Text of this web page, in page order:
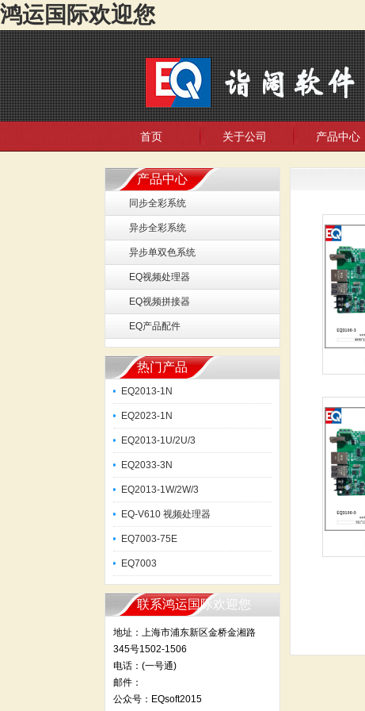
鸿运国际欢迎您
首页 关于公司 产品中心
产品中心
同步全彩系统
异步全彩系统
异步单双色系统
EQ视频处理器
EQ视频拼接器
EQ产品配件
热门产品
EQ2013-1N
EQ2023-1N
EQ2013-1U/2U/3
EQ2033-3N
EQ2013-1W/2W/3
EQ-V610 视频处理器
EQ7003-75E
EQ7003
联系鸿运国际欢迎您
地址：上海市浦东新区金桥金湘路
345号1502-1506
电话：(一号通)
邮件：
公众号：EQsoft2015